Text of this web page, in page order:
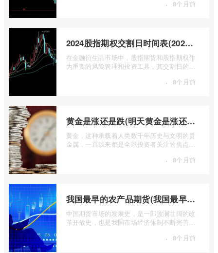
· 8个月前
2024股指期权交割日时间表(2024股指期货交割日)
在金融衍生品市场中，股指期货和股指期权作
为重要的风险管理和投资工具，其交割日的设
· 8个月前
黄金是涨还是跌(明天黄金是涨还是跌)
黄金，这种承载着人类数千年历史与文明的贵
金属，一直以来都是全球投资者关注的焦点。
· 8个月前
我国最早的农产品期货(我国最早的农产品期货交易合约的品种是)
中国期货市场的发展史，是一部波澜壮阔的改
革开放史，也是我国市场经济体制不断完善的
· 8个月前